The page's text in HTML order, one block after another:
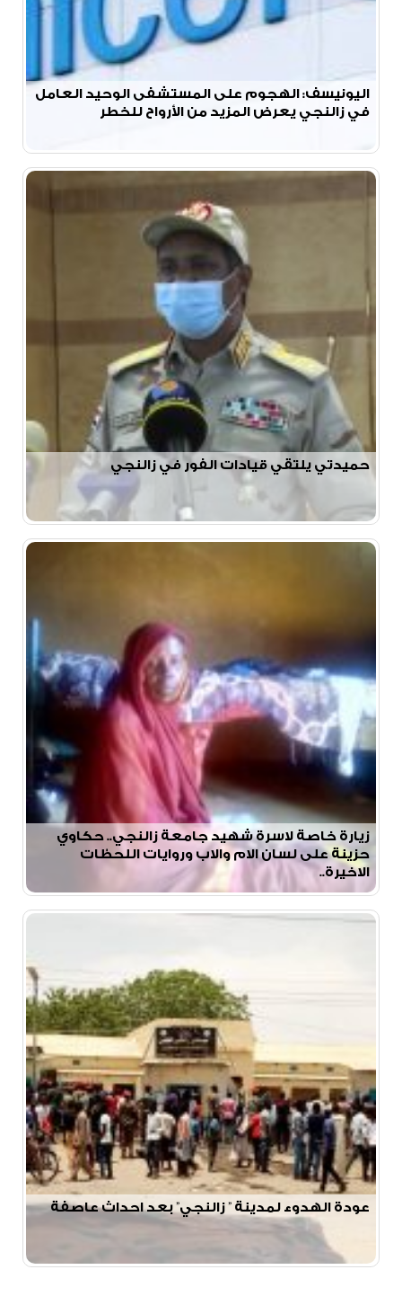
اليونيسف: الهجوم على المستشفى الوحيد العامل
في زالنجي يعرض المزيد من الأرواح للخطر
حميدتي يلتقي قيادات الفور في زالنجي
زيارة خاصة لاسرة شهيد جامعة زالنجي.. حكاوي
حزينة على لسان الام والاب وروايات اللحظات
الاخيرة..
عودة الهدوء لمدينة ” زالنجي” بعد احداث عاصفة